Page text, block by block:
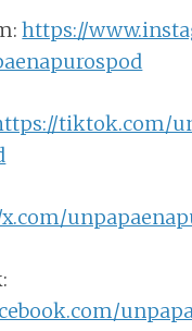
https://
tiktok.com/